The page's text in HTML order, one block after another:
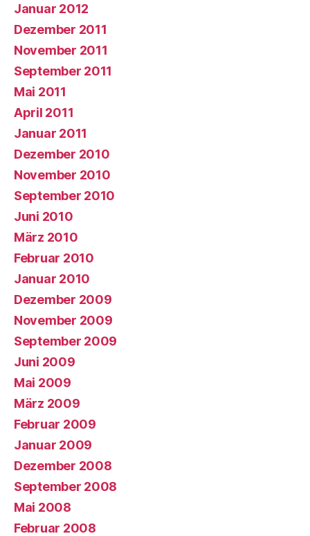
Januar 2012
Dezember 2011
November 2011
September 2011
Mai 2011
April 2011
Januar 2011
Dezember 2010
November 2010
September 2010
Juni 2010
März 2010
Februar 2010
Januar 2010
Dezember 2009
November 2009
September 2009
Juni 2009
Mai 2009
März 2009
Februar 2009
Januar 2009
Dezember 2008
September 2008
Mai 2008
Februar 2008